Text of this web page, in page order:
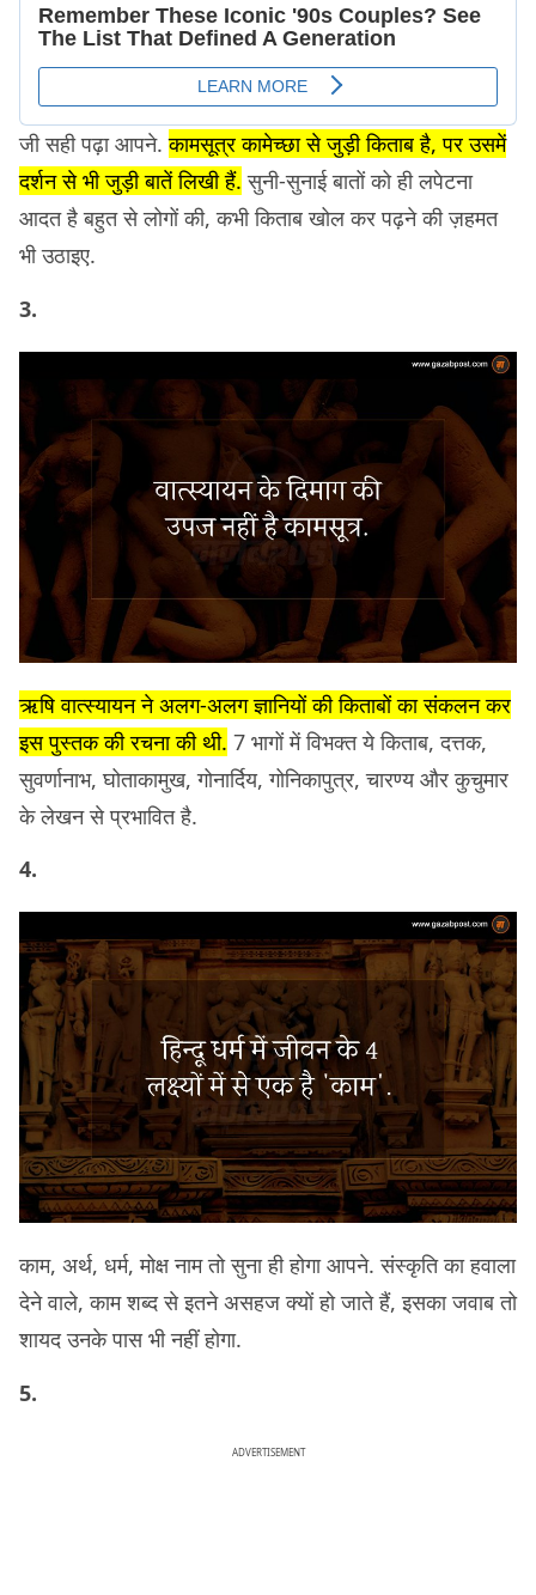
जी सही पढ़ा आपने.कामसूत्र कामेच्छा से जुड़ी किताब है, पर उसमें
दर्शन से भी जुड़ी बातें लिखी हैं. सुनी-सुनाई बातों को ही लपेटना
आदत है बहुत से लोगों की, कभी किताब खोल कर पढ़ने की ज़हमत
भी उठाइए.
3.
ऋषि वात्स्यायन ने अलग-अलग ज्ञानियों की किताबों का संकलन कर
इस पुस्तक की रचना की थी. 7 भागों में विभक्त ये किताब, दत्तक,
सुवर्णानाभ, घोताकामुख, गोनार्दिय, गोनिकापुत्र, चारण्य और कुचुमार
के लेखन से प्रभावित है.
4.
काम, अर्थ, धर्म, मोक्ष नाम तो सुना ही होगा आपने. संस्कृति का हवाला
देने वाले, काम शब्द से इतने असहज क्यों हो जाते हैं, इसका जवाब तो
शायद उनके पास भी नहीं होगा.
5.
ADVERTISEMENT